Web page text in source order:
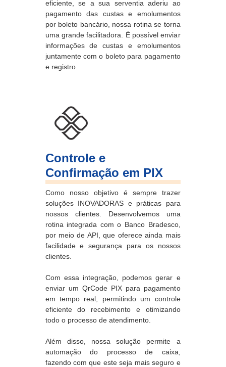
eficiente, se a sua serventia aderiu ao
pagamento das custas e emolumentos
por boleto bancário, nossa rotina se torna
uma grande facilitadora. É possível enviar
informações de custas e emolumentos
juntamente com o boleto para pagamento
e registro.
Controle e
Confirmação em PIX
Como nosso objetivo é sempre trazer
soluções INOVADORAS e práticas para
nossos clientes. Desenvolvemos uma
rotina integrada com o Banco Bradesco,
por meio de API, que oferece ainda mais
facilidade e segurança para os nossos
clientes.
Com essa integração, podemos gerar e
enviar um QrCode PIX para pagamento
em tempo real, permitindo um controle
eficiente do recebimento e otimizando
todo o processo de atendimento.
Além disso, nossa solução permite a
automação do processo de caixa,
fazendo com que este seja mais seguro e